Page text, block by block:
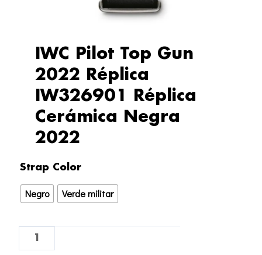
IWC Pilot Top Gun
2022 Réplica
IW326901 Réplica
Cerámica Negra
2022
Strap Color
Negro Verde militar
IWC
Top
2022